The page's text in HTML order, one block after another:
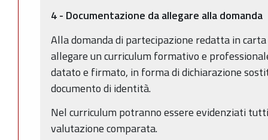
4 - Documentazione da allegare alla domanda
Alla domanda di partecipazione redatta in
allegare un curriculum formativo e
datato e firmato, in forma di dichiarazione
documento di identità.
Nel curriculum potranno essere evidenziati
valutazione comparata.